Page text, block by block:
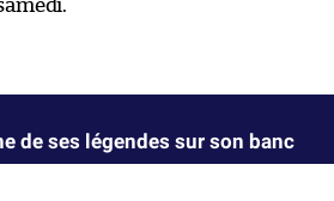
de ses légendes sur son banc